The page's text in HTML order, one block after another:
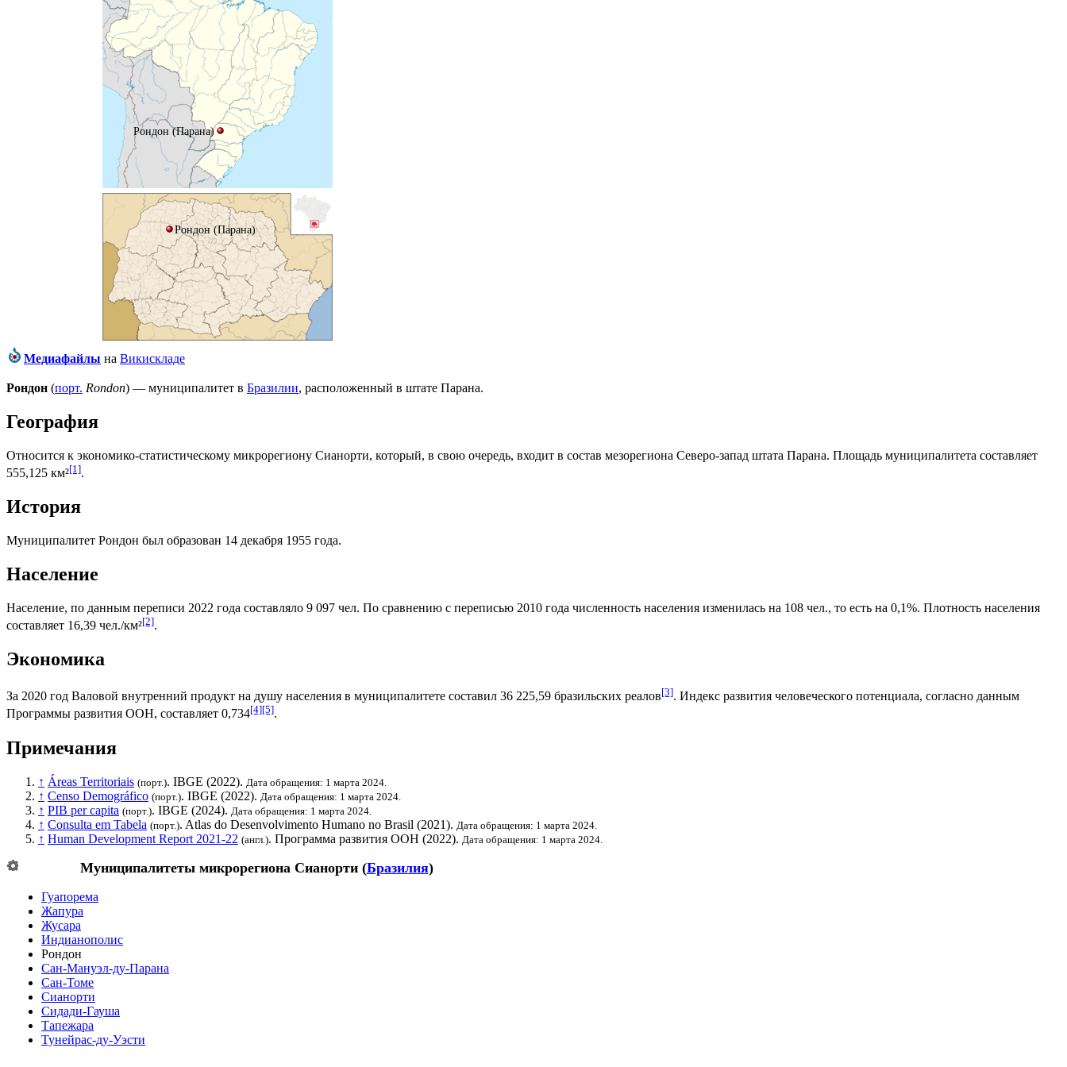
Рондон (Парана)
Рондон (Парана)
Медиафайлы на Викискладе
Рондон (порт. Rondon) — муниципалитет в Бразилии, расположенный в штате Парана.
География
Относится к экономико-статистическому микрорегиону Сианорти, который, в свою очередь, входит в состав мезорегиона Северо-запад штата Парана. Площадь муниципалитета составляет
555,125 км²[1].
История
Муниципалитет Рондон был образован 14 декабря 1955 года.
Население
Население, по данным переписи 2022 года составляло 9 097 чел. По сравнению с переписью 2010 года численность населения изменилась на 108 чел., то есть на 0,1%. Плотность населения
составляет 16,39 чел./км²[2].
Экономика
За 2020 год Валовой внутренний продукт на душу населения в муниципалитете составил 36 225,59 бразильских реалов[3]. Индекс развития человеческого потенциала, согласно данным
Программы развития ООН, составляет 0,734[4][5].
Примечания
↑ Áreas Territoriais (порт.). IBGE (2022). Дата обращения: 1 марта 2024.
↑ Censo Demográfico (порт.). IBGE (2022). Дата обращения: 1 марта 2024.
↑ PIB per capita (порт.). IBGE (2024). Дата обращения: 1 марта 2024.
↑ Consulta em Tabela (порт.). Atlas do Desenvolvimento Humano no Brasil (2021). Дата обращения: 1 марта 2024.
↑ Human Development Report 2021-22 (англ.). Программа развития ООН (2022). Дата обращения: 1 марта 2024.
Муниципалитеты микрорегиона Сианорти(Бразилия)
Гуапорема
Жапура
Жусара
Индианополис
Рондон
Сан-Мануэл-ду-Парана
Сан-Томе
Сианорти
Сидади-Гауша
Тапежара
Тунейрас-ду-Уэсти